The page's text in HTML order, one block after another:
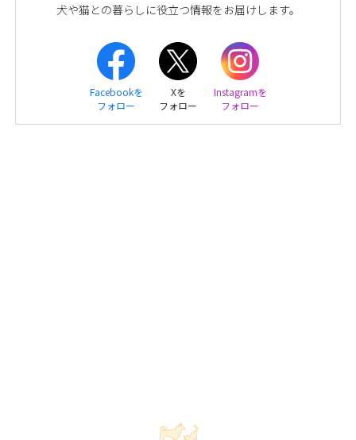
犬や猫との暮らしに役立つ情報をお届けします。
Facebookを
フォロー
Xを
フォロー
Instagramを
フォロー